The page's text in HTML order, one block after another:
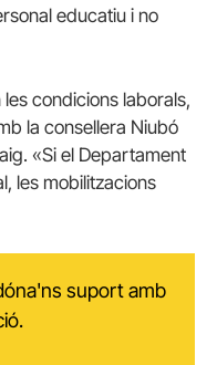
educatiu i no
condicions laborals,
la consellera Niubó
«Si el Departament
les mobilitzacions
suport amb